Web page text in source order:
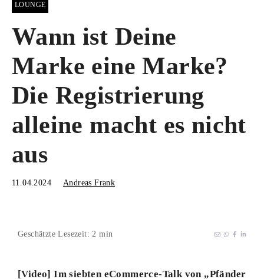
LOUNGE
Wann ist Deine
Marke eine Marke?
Die Registrierung
alleine macht es nicht
aus
11.04.2024 Andreas Frank
Geschätzte Lesezeit: 2 min
[Video]Im siebten eCommerce-Talk von „Pfänder